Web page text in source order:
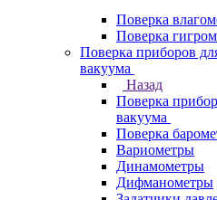
Поверка
Поверка
Поверка приборов
вакуума
Назад
Поверка
вакуума
Поверка
Вариометры
Динамометры
Дифманометры